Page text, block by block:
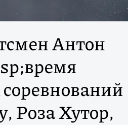
Антон
Роза Хутор,